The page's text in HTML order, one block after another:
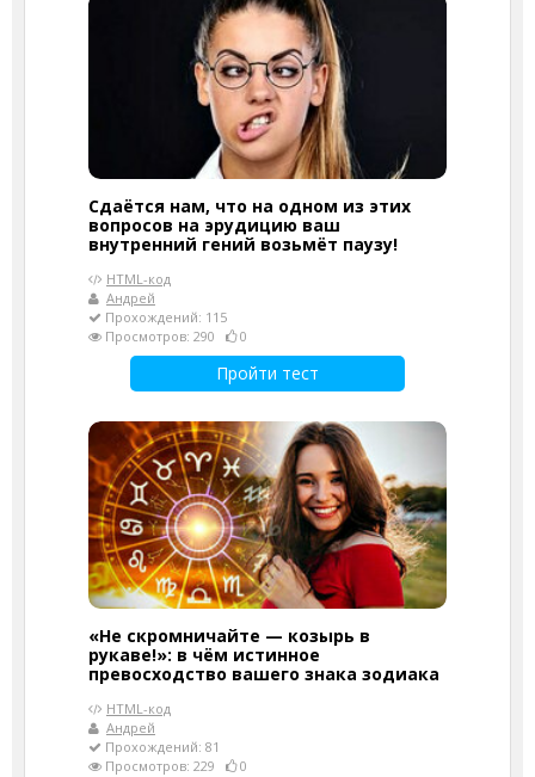
Сдаётся нам, что на одном из этих
вопросов на эрудицию ваш
внутренний гений возьмёт паузу!
HTML-код
Андрей
Прохождений: 115
Просмотров: 290
0
Пройти тест
«Не скромничайте — козырь в
рукаве!»: в чём истинное
превосходство вашего знака зодиака
HTML-код
Андрей
Прохождений: 81
Просмотров: 229
0